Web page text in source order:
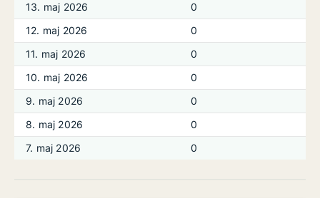
13. maj 2026
0
12. maj 2026
0
11. maj 2026
0
10. maj 2026
0
9. maj 2026
0
8. maj 2026
0
7. maj 2026
0